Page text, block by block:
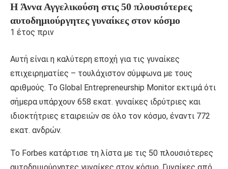
Η Άννα Αγγελικούση στις 50 πλουσιότερες
αυτοδημιούργητες γυναίκες στον κόσμο
1 έτος πριν
Αυτή είναι η καλύτερη εποχή για τις γυναίκες
επιχειρηματίες – τουλάχιστον σύμφωνα με τους
αριθμούς. Το Global Entrepreneurship Monitor εκτιμά ότι
σήμερα υπάρχουν 658 εκατ. γυναίκες ιδρύτριες και
ιδιοκτήτριες εταιρειών σε όλο τον κόσμο, έναντι 772
εκατ. ανδρών.
Το Forbes κατάρτισε τη λίστα με τις 50 πλουσιότερες
αυτοδημιούργητες γυναίκες στον κόσμο. Γυναίκες από